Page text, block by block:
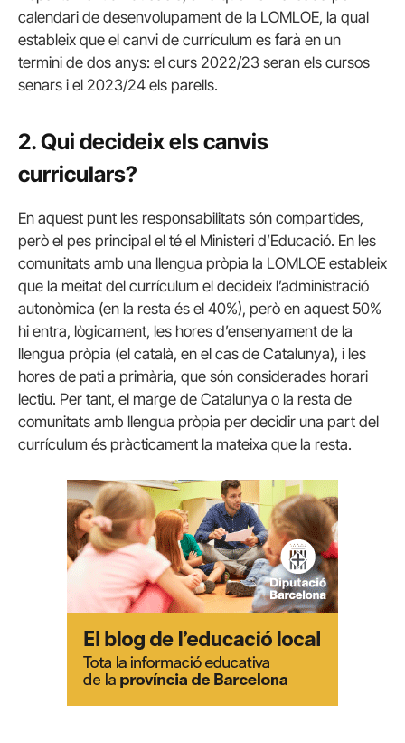
calendari de desenvolupament de la LOMLOE, la qual
estableix que el canvi de currículum es farà en un
termini de dos anys: el curs 2022/23 seran els cursos
senars i el 2023/24 els parells.
2. Qui decideix els canvis
curriculars?
En aquest punt les responsabilitats són compartides,
però el pes principal el té el Ministeri d’Educació. En les
comunitats amb una llengua pròpia la LOMLOE estableix
que la meitat del currículum el decideix l’administració
autonòmica (en la resta és el 40%), però en aquest 50%
hi entra, lògicament, les hores d’ensenyament de la
llengua pròpia (el català, en el cas de Catalunya), i les
hores de pati a primària, que són considerades horari
lectiu. Per tant, el marge de Catalunya o la resta de
comunitats amb llengua pròpia per decidir una part del
currículum és pràcticament la mateixa que la resta.